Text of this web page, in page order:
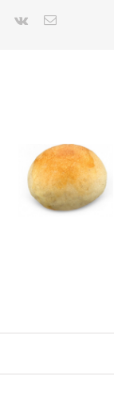
Pinterest
Vk Email